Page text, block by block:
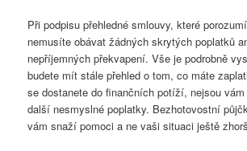
Při podpisu přehledné smlouvy, které
nemusíte obávat žádných skrytých poplatků
nepříjemných překvapení. Vše je podrobně
budete mít stále přehled o tom, co máte
se dostanete do finančních potíží, nejsou
další nesmyslné poplatky. Bezhotovostní
vám snaží pomoci a ne vaši situaci ještě